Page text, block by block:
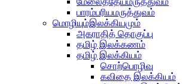
பாரம்பரியமருத்துவம்
மொழியும்இலக்கியமும்
அகராதித் தொகுப்பு
தமிழ் இலக்கணம்
தமிழ் இலக்கியம்
சொற்பொழிவு
கவிதை இலக்கியம்